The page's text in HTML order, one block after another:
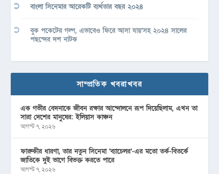
বাংলা সিনেমার আরেকটি ব্যর্থতার বছর ২০২৪
বুক পকেটের গল্প, এভাবেও ফিরে আসা যায়’সহ ২০২৪ সালের
পছন্দের দশ নাটক
সাম্প্রতিক খবরাখবর
এক গভীর বেদনাকে জীবন রক্ষার আন্দোলনে রূপ দিয়েছিলাম, এখন তা
সারা দেশের মানুষের: ইলিয়াস কাঞ্চন
আগস্ট ৭, ২০২৬
ফারুকীর ধারণা, তার নতুন সিনেমা ‘ব্যাচেলর’-এর মতো তর্ক-বিতর্কে
জাতিকে দুই ভাগে বিভক্ত করতে পারে
আগস্ট ৭, ২০২৬